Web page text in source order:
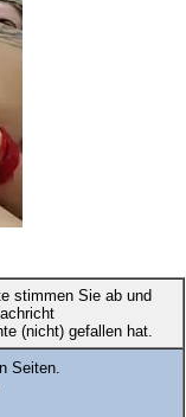
stimmen Sie ab und
(nicht) gefallen hat.
Seiten.